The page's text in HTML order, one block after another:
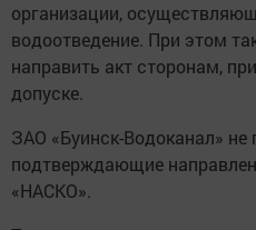
организации,
водоотведение. При этом
направить акт сторонам,
допуске.
ЗАО «Буинск-Водоканал»
подтверждающие
«НАСКО».